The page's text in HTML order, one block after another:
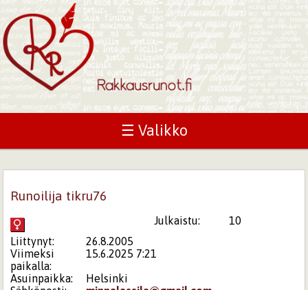
☰ Valikko
Runoilija tikru76
Julkaistu:
10
Liittynyt:
26.8.2005
Viimeksi
paikalla:
15.6.2025 7:21
Asuinpaikka:
Helsinki